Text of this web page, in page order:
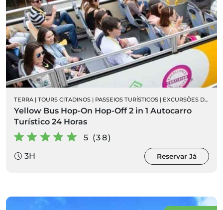
TERRA | TOURS CITADINOS | PASSEIOS TURÍSTICOS | EXCURSÕES DE AUTOCARRO
Yellow Bus Hop-On Hop-Off 2 in 1 Autocarro
Turístico 24 Horas
5 (38)
3H
Reservar Já